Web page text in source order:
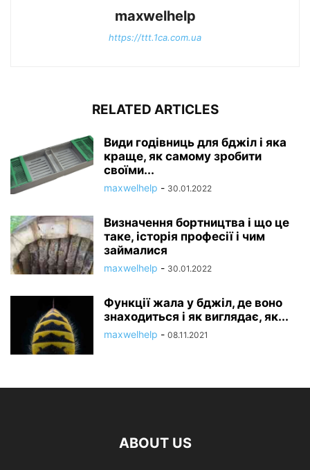
maxwelhelp
https://ttt.1ca.com.ua
RELATED ARTICLES
Види годівниць для бджіл і яка
краще, як самому зробити
своїми...
maxwelhelp - 30.01.2022
Визначення бортництва і що це
таке, історія професії і чим
займалися
maxwelhelp - 30.01.2022
Функції жала у бджіл, де воно
знаходиться і як виглядає, як...
maxwelhelp - 08.11.2021
ABOUT US